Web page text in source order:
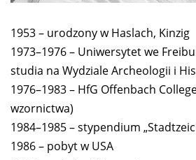
1953 – urodzony w Haslach, Kinzig
1973–1976 – Uniwersytet we
studia na Wydziale Archeologii i
1976–1983 – HfG Offenbach
wzornictwa)
1984–1985 – stypendium
1986 – pobyt w USA